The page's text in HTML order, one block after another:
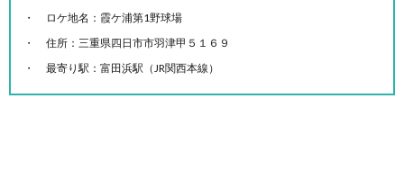
ロケ地名：霞ケ浦第1野球場
住所：三重県四日市市羽津甲５１６９
最寄り駅：富田浜駅（JR関西本線）